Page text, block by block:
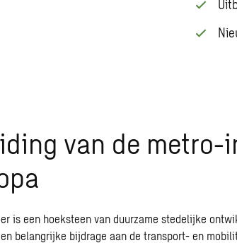
van de
is een hoeksteen van duurzame stedelijke
belangrijke bijdrage aan de transport- en